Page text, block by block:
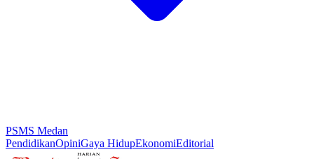
PSMS Medan
PendidikanOpiniGaya HidupEkonomiEditorial